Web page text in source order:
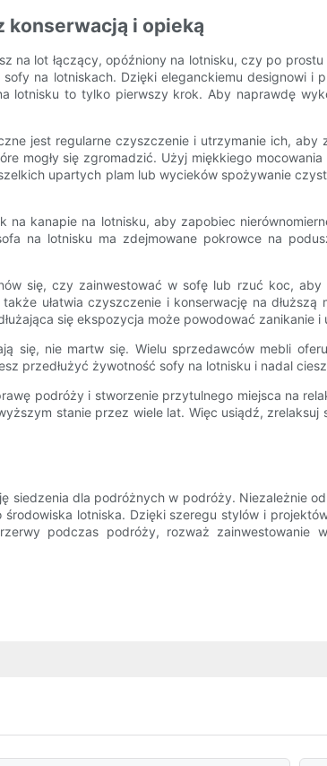
konserwacją i opieką
lot łączący, opóźniony na lotnisku, czy po
na lotniskach. Dzięki eleganckiemu designowi i
lotnisku to tylko pierwszy krok. Aby naprawdę
jest regularne czyszczenie i utrzymanie ich,
mogły się zgromadzić. Użyj miękkiego
upartych plam lub wycieków spożywanie
kanapie na lotnisku, aby zapobiec
na lotnisku ma zdejmowane pokrowce na
się, czy zainwestować w sofę lub rzuć koc, aby
ułatwia czyszczenie i konserwację na dłuższą
się ekspozycja może powodować zanikanie
nie martw się. Wielu sprzedawców mebli
przedłużyć żywotność sofy na lotnisku i nadal
podróży i stworzenie przytulnego miejsca na
stanie przez wiele lat. Więc usiądź, zrelaksuj
siedzenia dla podróżnych w podróży. Niezależnie
lotniska. Dzięki szeregu stylów i
podczas podróży, rozważ zainwestowanie